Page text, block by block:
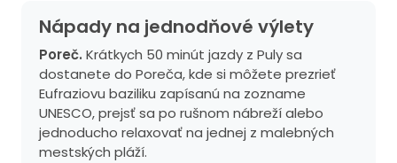
Nápady na jednodňové výlety
Poreč. Krátkych 50 minút jazdy z Puly sa
dostanete do Poreča, kde si môžete prezrieť
Eufraziovu baziliku zapísanú na zozname
UNESCO, prejsť sa po rušnom nábreží alebo
jednoducho relaxovať na jednej z malebných
mestských pláží.